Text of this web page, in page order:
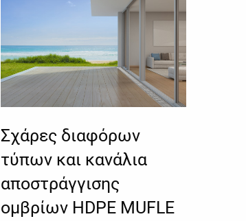
Σχάρες διαφόρων
τύπων και κανάλια
αποστράγγισης
ομβρίων HDPE MUFLE